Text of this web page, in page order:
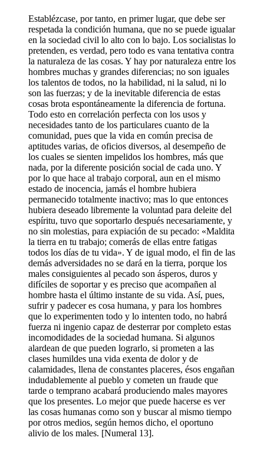
Establézcase, por tanto, en primer lugar, que debe ser
respetada la condición humana, que no se puede igualar
en la sociedad civil lo alto con lo bajo. Los socialistas lo
pretenden, es verdad, pero todo es vana tentativa contra
la naturaleza de las cosas. Y hay por naturaleza entre los
hombres muchas y grandes diferencias; no son iguales
los talentos de todos, no la habilidad, ni la salud, ni lo
son las fuerzas; y de la inevitable diferencia de estas
cosas brota espontáneamente la diferencia de fortuna.
Todo esto en correlación perfecta con los usos y
necesidades tanto de los particulares cuanto de la
comunidad, pues que la vida en común precisa de
aptitudes varias, de oficios diversos, al desempeño de
los cuales se sienten impelidos los hombres, más que
nada, por la diferente posición social de cada uno. Y
por lo que hace al trabajo corporal, aun en el mismo
estado de inocencia, jamás el hombre hubiera
permanecido totalmente inactivo; mas lo que entonces
hubiera deseado libremente la voluntad para deleite del
espíritu, tuvo que soportarlo después necesariamente, y
no sin molestias, para expiación de su pecado: «Maldita
la tierra en tu trabajo; comerás de ellas entre fatigas
todos los días de tu vida». Y de igual modo, el fin de las
demás adversidades no se dará en la tierra, porque los
males consiguientes al pecado son ásperos, duros y
difíciles de soportar y es preciso que acompañen al
hombre hasta el último instante de su vida. Así, pues,
sufrir y padecer es cosa humana, y para los hombres
que lo experimenten todo y lo intenten todo, no habrá
fuerza ni ingenio capaz de desterrar por completo estas
incomodidades de la sociedad humana. Si algunos
alardean de que pueden lograrlo, si prometen a las
clases humildes una vida exenta de dolor y de
calamidades, llena de constantes placeres, ésos engañan
indudablemente al pueblo y cometen un fraude que
tarde o temprano acabará produciendo males mayores
que los presentes. Lo mejor que puede hacerse es ver
las cosas humanas como son y buscar al mismo tiempo
por otros medios, según hemos dicho, el oportuno
alivio de los males. [Numeral 13].